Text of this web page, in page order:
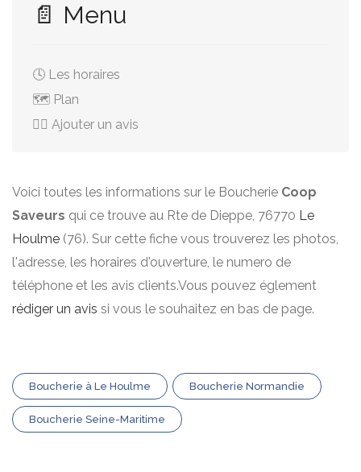
📄 Menu
🕓 Les horaires
🗺️ Plan
✍🏻 Ajouter un avis
Voici toutes les informations sur le Boucherie Coop
Saveurs qui ce trouve au Rte de Dieppe, 76770 Le
Houlme (76). Sur cette fiche vous trouverez les photos,
l'adresse, les horaires d'ouverture, le numero de
téléphone et les avis clients.Vous pouvez églement
rédiger un avis si vous le souhaitez en bas de page.
Boucherie à Le Houlme Boucherie Normandie
Boucherie Seine-Maritime